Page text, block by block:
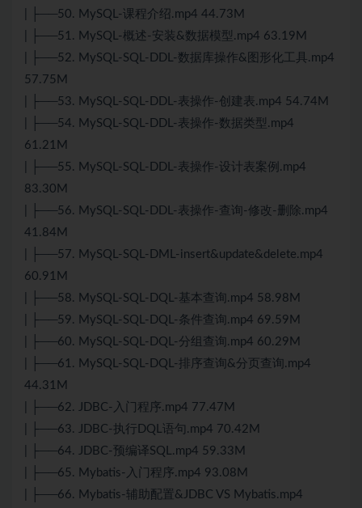
| ├──50. MySQL-课程介绍.mp4 44.73M
| ├──51. MySQL-概述-安装&数据模型.mp4 63.19M
| ├──52. MySQL-SQL-DDL-数据库操作&图形化工具.mp4
57.75M
| ├──53. MySQL-SQL-DDL-表操作-创建表.mp4 54.74M
| ├──54. MySQL-SQL-DDL-表操作-数据类型.mp4
61.21M
| ├──55. MySQL-SQL-DDL-表操作-设计表案例.mp4
83.30M
| ├──56. MySQL-SQL-DDL-表操作-查询-修改-删除.mp4
41.84M
| ├──57. MySQL-SQL-DML-insert&update&delete.mp4
60.91M
| ├──58. MySQL-SQL-DQL-基本查询.mp4 58.98M
| ├──59. MySQL-SQL-DQL-条件查询.mp4 69.59M
| ├──60. MySQL-SQL-DQL-分组查询.mp4 60.29M
| ├──61. MySQL-SQL-DQL-排序查询&分页查询.mp4
44.31M
| ├──62. JDBC-入门程序.mp4 77.47M
| ├──63. JDBC-执行DQL语句.mp4 70.42M
| ├──64. JDBC-预编译SQL.mp4 59.33M
| ├──65. Mybatis-入门程序.mp4 93.08M
| ├──66. Mybatis-辅助配置&JDBC VS Mybatis.mp4